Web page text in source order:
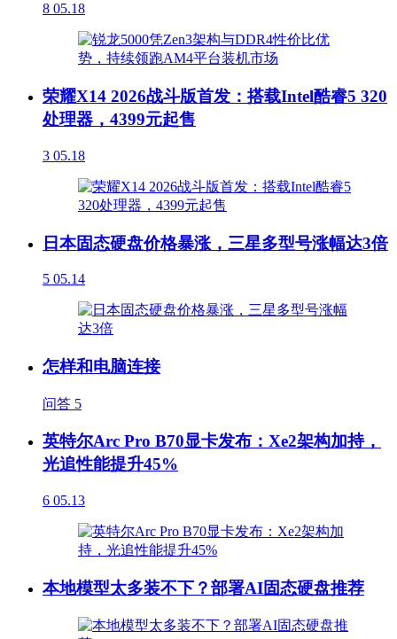
8 05.18
荣耀X14 2026战斗版首发：搭载Intel酷睿5 320
处理器，4399元起售
3 05.18
日本固态硬盘价格暴涨，三星多型号涨幅达3倍
5 05.14
怎样和电脑连接
问答 5
英特尔Arc Pro B70显卡发布：Xe2架构加持，
光追性能提升45%
6 05.13
本地模型太多装不下？部署AI固态硬盘推荐